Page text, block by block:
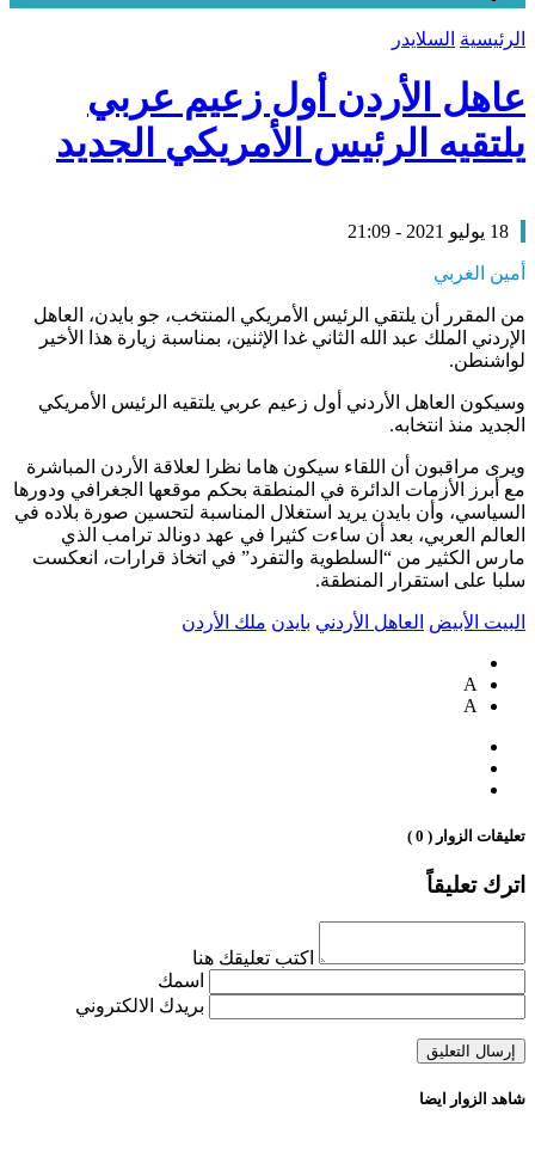
الرئيسية السلايدر
عاهل الأردن أول زعيم عربي
يلتقيه الرئيس الأمريكي الجديد
18 يوليو 2021 - 21:09
أمين الغربي
من المقرر أن يلتقي الرئيس الأمريكي المنتخب، جو بايدن، العاهل
الإردني الملك عبد الله الثاني غدا الإثنين، بمناسبة زيارة هذا الأخير
لواشنطن.
وسيكون العاهل الأردني أول زعيم عربي يلتقيه الرئيس الأمريكي
الجديد منذ انتخابه.
ويرى مراقبون أن اللقاء سيكون هاما نظرا لعلاقة الأردن المباشرة
مع أبرز الأزمات الدائرة في المنطقة بحكم موقعها الجغرافي ودورها
السياسي، وأن بايدن يريد استغلال المناسبة لتحسين صورة بلاده في
العالم العربي، بعد أن ساءت كثيرا في عهد دونالد ترامب الذي
مارس الكثير من “السلطوية والتفرد” في اتخاذ قرارات، انعكست
سلبا على استقرار المنطقة.
البيت الأبيض العاهل الأردني بايدن ملك الأردن
A
A
تعليقات الزوار ( 0 )
اترك تعليقاً
اكتب تعليقك هنا
اسمك
بريدك الالكتروني
شاهد الزوار ايضا